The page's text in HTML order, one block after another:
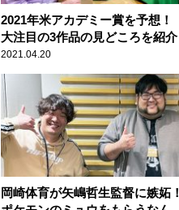
2021年米アカデミー賞を予想！
大注目の3作品の見どころを紹介
2021.04.20
岡崎体育が矢嶋哲生監督に嫉妬！